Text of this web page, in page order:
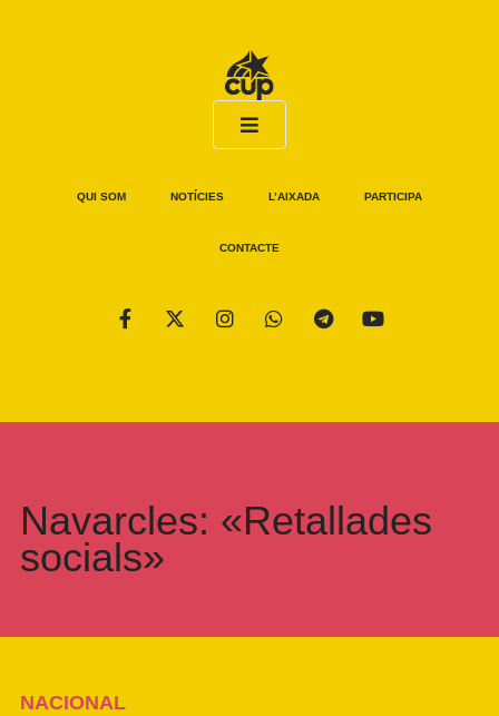
QUI SOM NOTÍCIES L’AIXADA PARTICIPA
CONTACTE
Navarcles: «Retallades
socials»
NACIONAL